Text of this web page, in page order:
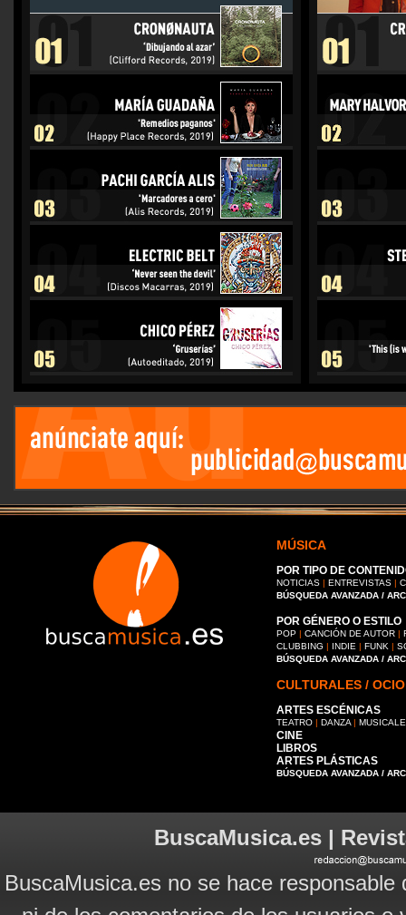
MÚSICA
POR TIPO DE
NOTICIAS | ENTREVISTAS |
BÚSQUEDA AVANZADA /
POR GÉNERO O ESTILO
POP | CANCIÓN DE AUTOR |
CLUBBING | INDIE | FUNK |
BÚSQUEDA AVANZADA /
CULTURALES / OCIO
ARTES ESCÉNICAS
TEATRO | DANZA |
CINE
LIBROS
ARTES PLÁSTICAS
BÚSQUEDA AVANZADA /
BuscaMusica.es |
BuscaMusica.es no se hace